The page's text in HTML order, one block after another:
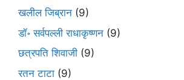
खलील जिब्रान (9)
डॉ॰ सर्वपल्ली राधाकृष्णन (9)
छत्रपति शिवाजी (9)
रतन टाटा (9)